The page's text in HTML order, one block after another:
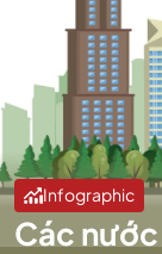
Infographic
Các